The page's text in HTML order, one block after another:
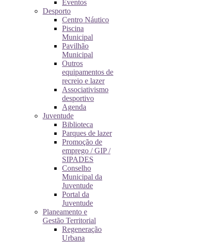
Eventos
Desporto
Centro Náutico
Piscina
Municipal
Pavilhão
Municipal
Outros
equipamentos de
recreio e lazer
Associativismo
desportivo
Agenda
Juventude
Biblioteca
Parques de lazer
Promoção de
emprego / GIP /
SIPADES
Conselho
Municipal da
Juventude
Portal da
Juventude
Planeamento e
Gestão Territorial
Regeneração
Urbana